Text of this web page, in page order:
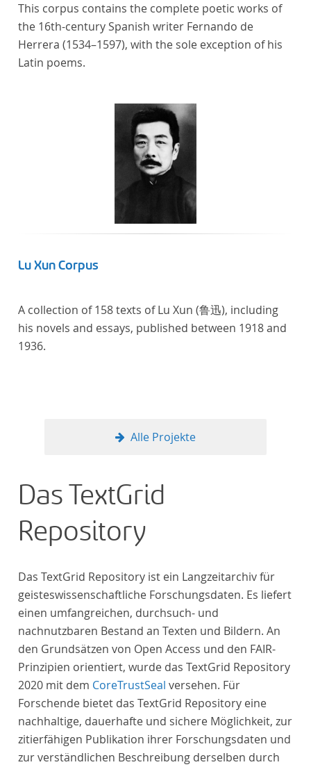
This corpus contains the complete poetic works of
the 16th-century Spanish writer Fernando de
Herrera (1534–1597), with the sole exception of his
Latin poems.
Lu Xun Corpus
A collection of 158 texts of Lu Xun (鲁迅), including
his novels and essays, published between 1918 and
1936.
Alle Projekte
Das TextGrid
Repository
Das TextGrid Repository ist ein Langzeitarchiv für
geisteswissenschaftliche Forschungsdaten. Es liefert
einen umfangreichen, durchsuch- und
nachnutzbaren Bestand an Texten und Bildern. An
den Grundsätzen von Open Access und den FAIR-
Prinzipien orientiert, wurde das TextGrid Repository
2020 mit dem CoreTrustSeal versehen. Für
Forschende bietet das TextGrid Repository eine
nachhaltige, dauerhafte und sichere Möglichkeit, zur
zitierfähigen Publikation ihrer Forschungsdaten und
zur verständlichen Beschreibung derselben durch